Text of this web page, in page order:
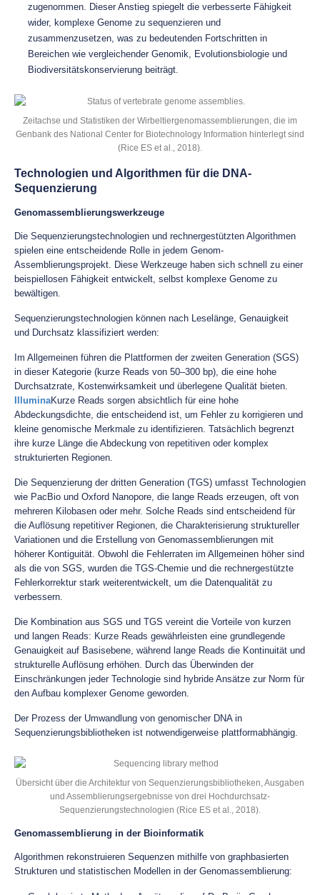
zugenommen. Dieser Anstieg spiegelt die verbesserte Fähigkeit
wider, komplexe Genome zu sequenzieren und
zusammenzusetzen, was zu bedeutenden Fortschritten in
Bereichen wie vergleichender Genomik, Evolutionsbiologie und
Biodiversitätskonservierung beiträgt.
Zeitachse und Statistiken der Wirbeltiergenomassemblierungen, die im
Genbank des National Center for Biotechnology Information hinterlegt sind
(Rice ES et al., 2018).
Technologien und Algorithmen für die DNA-
Sequenzierung
Genomassemblierungswerkzeuge
Die Sequenzierungstechnologien und rechnergestützten Algorithmen
spielen eine entscheidende Rolle in jedem Genom-
Assemblierungsprojekt. Diese Werkzeuge haben sich schnell zu einer
beispiellosen Fähigkeit entwickelt, selbst komplexe Genome zu
bewältigen.
Sequenzierungstechnologien können nach Leselänge, Genauigkeit
und Durchsatz klassifiziert werden:
Im Allgemeinen führen die Plattformen der zweiten Generation (SGS)
in dieser Kategorie (kurze Reads von 50–300 bp), die eine hohe
Durchsatzrate, Kostenwirksamkeit und überlegene Qualität bieten.
IlluminaKurze Reads sorgen absichtlich für eine hohe
Abdeckungsdichte, die entscheidend ist, um Fehler zu korrigieren und
kleine genomische Merkmale zu identifizieren. Tatsächlich begrenzt
ihre kurze Länge die Abdeckung von repetitiven oder komplex
strukturierten Regionen.
Die Sequenzierung der dritten Generation (TGS) umfasst Technologien
wie PacBio und Oxford Nanopore, die lange Reads erzeugen, oft von
mehreren Kilobasen oder mehr. Solche Reads sind entscheidend für
die Auflösung repetitiver Regionen, die Charakterisierung struktureller
Variationen und die Erstellung von Genomassemblierungen mit
höherer Kontiguität. Obwohl die Fehlerraten im Allgemeinen höher sind
als die von SGS, wurden die TGS-Chemie und die rechnergestützte
Fehlerkorrektur stark weiterentwickelt, um die Datenqualität zu
verbessern.
Die Kombination aus SGS und TGS vereint die Vorteile von kurzen
und langen Reads: Kurze Reads gewährleisten eine grundlegende
Genauigkeit auf Basisebene, während lange Reads die Kontinuität und
strukturelle Auflösung erhöhen. Durch das Überwinden der
Einschränkungen jeder Technologie sind hybride Ansätze zur Norm für
den Aufbau komplexer Genome geworden.
Der Prozess der Umwandlung von genomischer DNA in
Sequenzierungsbibliotheken ist notwendigerweise plattformabhängig.
Übersicht über die Architektur von Sequenzierungsbibliotheken, Ausgaben
und Assemblierungsergebnisse von drei Hochdurchsatz-
Sequenzierungstechnologien (Rice ES et al., 2018).
Genomassemblierung in der Bioinformatik
Algorithmen rekonstruieren Sequenzen mithilfe von graphbasierten
Strukturen und statistischen Modellen in der Genomassemblierung: